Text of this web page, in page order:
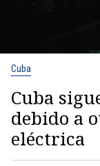
Cuba
Cuba
debido a
eléctrica